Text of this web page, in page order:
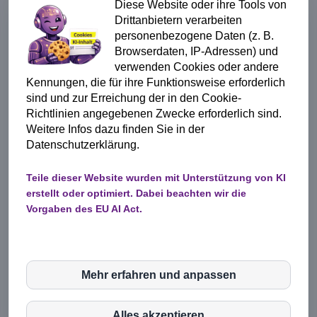
E-Mail
Telefon (optional)
Nachricht
Diese Website oder ihre Tools von
Drittanbietern verarbeiten
personenbezogene Daten (z. B.
Browserdaten, IP-Adressen) und
verwenden Cookies oder andere
Kennungen, die für ihre Funktionsweise erforderlich
sind und zur Erreichung der in den Cookie-
Richtlinien angegebenen Zwecke erforderlich sind.
Weitere Infos dazu finden Sie in der
Datenschutzerklärung.
Teile dieser Website wurden mit Unterstützung von KI
erstellt oder optimiert. Dabei beachten wir die
Vorgaben des EU AI Act.
inCMS
Mehr erfahren und anpassen